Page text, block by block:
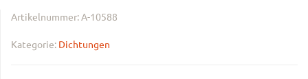
Artikelnummer:A-10588
Kategorie: Dichtungen